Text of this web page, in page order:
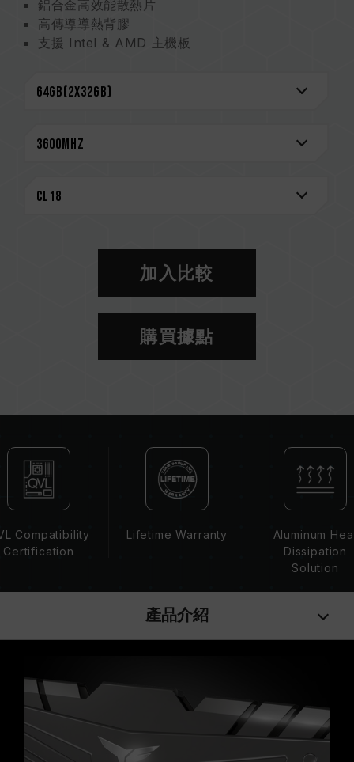
鋁合金高效能散熱片
高傳導導熱背膠
支援 Intel & AMD 主機板
超低工作電壓節能省電
中國新型專利 (證書號: CN 210038691 U)
相容平台完整資訊，可至
進一步了
請勿混合使用不同容量、頻率、品牌、型號的記憶
體。每一組套裝中的記憶體皆通過相容性測試配對
而成。若混合使用不同套裝的記憶體，將可能導致
系統不穩定或不開機。
機板、CPU 相容性。
預設頻率（JEDEC 標準）運行，如 DDR4 2133
/ 2400 (或更低)。這屬正常現象，並非產品瑕
疵。
XMP 2.0 需由使用者手動啟用，部分主機板可能
定。
超頻行為（如啟用 XMP2.0 設定）屬於非 JEDEC
記憶體模組的標示頻率為最高可達頻率，並非所有
系統都能達成。
（XMP2.0），否則記憶體可能無法達到標示的超
頻頻率。
十銓科技的記憶體模組皆在正常電壓情況下進行驗
證，若有處理器或主機板故障狀況，請聯繫處理器
或主機板相關售後服務。
加入比較
購買據點
Compatibility
Certification
Lifetime Warranty
Aluminum
Dissipation
Solution
產品介紹